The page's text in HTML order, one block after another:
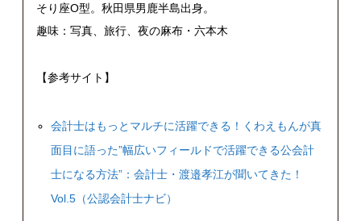
そり座O型。秋田県男鹿半島出身。
趣味：写真、旅行、夜の麻布・六本木
【参考サイト】
会計士はもっとマルチに活躍できる！くわえもんが真
面目に語った”幅広いフィールドで活躍できる公会計
士になる方法”：会計士・渡邉孝江が聞いてきた！
Vol.5（公認会計士ナビ）